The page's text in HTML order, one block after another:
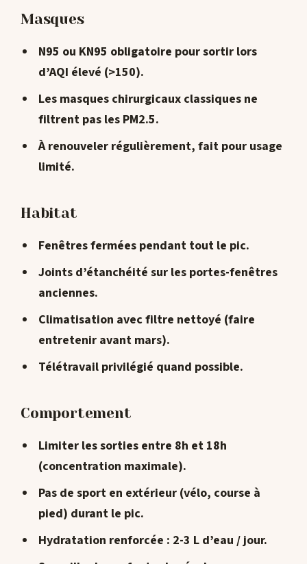
Masques
N95 ou KN95 obligatoire pour sortir lors
d’AQI élevé (>150).
Les masques chirurgicaux classiques ne
filtrent pasles PM2.5.
À renouveler régulièrement, fait pour usage
limité.
Habitat
Fenêtres ferméespendant tout le pic.
Joints d’étanchéité sur les portes-fenêtres
anciennes.
Climatisation avec filtre nettoyé (faire
entretenir avant mars).
Télétravail privilégié quand possible.
Comportement
Limiter les sortiesentre 8h et 18h
(concentration maximale).
Pas de sport en extérieur(vélo, course à
pied) durant le pic.
Hydratation renforcée : 2-3 L d’eau / jour.